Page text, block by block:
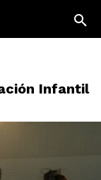
Infantil